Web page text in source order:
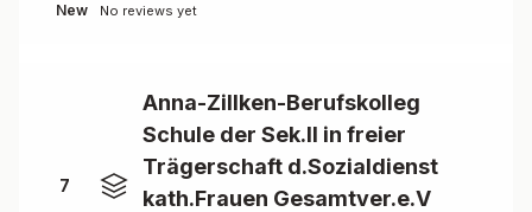
New No reviews yet
7
Anna-Zillken-Berufskolleg
Schule der Sek.II in freier
Trägerschaft d.Sozialdienst
kath.Frauen Gesamtver.e.V